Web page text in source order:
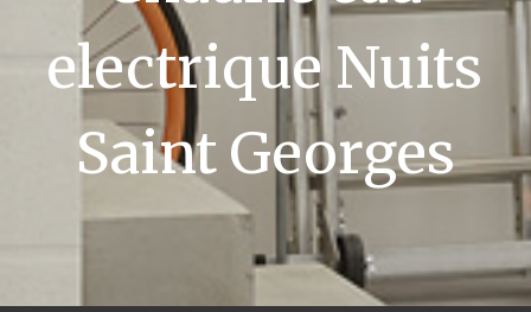
electrique Nuits
Saint Georges